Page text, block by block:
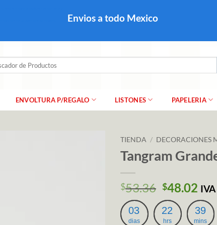
Envios a todo Mexico
ENVOLTURA P/REGALO LISTONES PAPELERIA
TIENDA / DECORACIONES
Tangram
$53.36 El
precio
original
$48.02 El
03
dias
22
hrs
39
mins